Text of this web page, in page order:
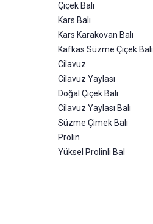
Çiçek Balı
Kars Balı
Kars Karakovan Balı
Kafkas Süzme Çiçek Balı
Cilavuz
Cilavuz Yaylası
Doğal Çiçek Balı
Cilavuz Yaylası Balı
Süzme Çimek Balı
Prolin
Yüksel Prolinli Bal